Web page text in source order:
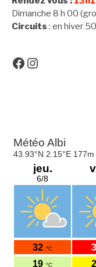
Dimanche 8 h 00
Circuits : en hiver
Facebook
Instagram